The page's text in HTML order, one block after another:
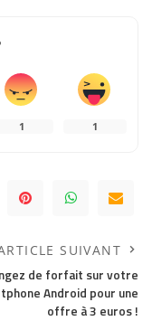
1 1
SUIVANT
de forfait sur votre
Android pour une
offre à 3 euros !